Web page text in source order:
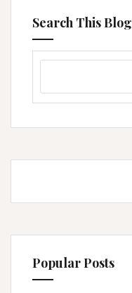
Search This Blog
Popular Posts